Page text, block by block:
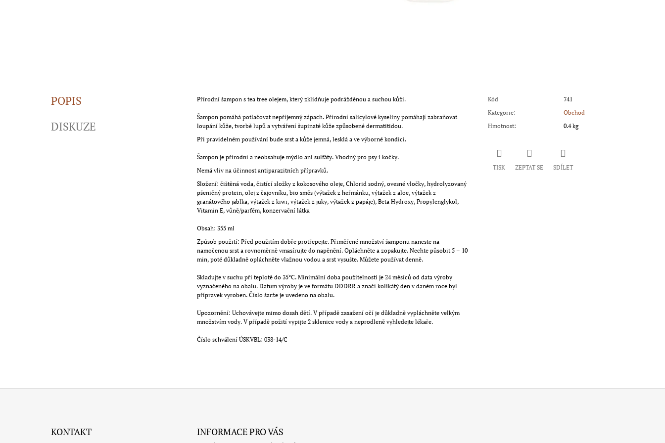
POPIS
DISKUZE
Přírodní šampon s tea tree olejem, který zklidňuje podrážděnou a suchou kůži.
Šampon pomáhá potlačovat nepříjemný zápach. Přírodní salicylové kyseliny pomáhají zabraňovat
loupání kůže, tvorbě lupů a vytváření šupinaté kůže způsobené dermatitidou.
Při pravidelném používání bude srst a kůže jemná, lesklá a ve výborné kondici.
Šampon je přírodní a neobsahuje mýdlo ani sulfáty. Vhodný pro psy i kočky.
Nemá vliv na účinnost antiparazitních přípravků.
Složení: čištěná voda, čistící složky z kokosového oleje, Chlorid sodný, ovesné vločky, hydrolyzovaný
pšeničný protein, olej z čajovníku, bio směs (výtažek z heřmánku, výtažek z aloe, výtažek z
granátového jablka, výtažek z kiwi, výtažek z juky, výtažek z papáje), Beta Hydroxy, Propylenglykol,
Vitamin E, vůně/parfém, konzervační látka
Obsah: 355 ml
Způsob použití: Před použitím dobře protřepejte. Přiměřené množství šamponu naneste na
namočenou srst a rovnoměrně vmasírujte do napěnění. Opláchněte a zopakujte. Nechte působit 5 – 10
min, poté důkladně opláchněte vlažnou vodou a srst vysušte. Můžete používat denně.
Skladujte v suchu při teplotě do 35°C. Minimální doba použitelnosti je 24 měsíců od data výroby
vyznačeného na obalu. Datum výroby je ve formátu DDDRR a značí kolikátý den v daném roce byl
přípravek vyroben. Číslo šarže je uvedeno na obalu.
Upozornění: Uchovávejte mimo dosah dětí. V případě zasažení očí je důkladně vypláchněte velkým
množstvím vody. V případě požití vypijte 2 sklenice vody a neprodleně vyhledejte lékaře.
Číslo schválení ÚSKVBL: 038-14/C
Kód
741
Kategorie:
Obchod
Hmotnost: 0.4 kg
TISK ZEPTAT SE SDÍLET
KONTAKT INFORMACE PRO VÁS